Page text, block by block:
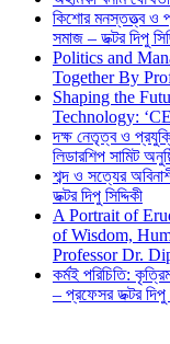
কিশোর মনস্তত্ত্ব ও
সমাজ – ডক্টর দিপু
Politics and
Together By
Shaping the
Technology:
দক্ষ নেতৃত্ব ও
লিডারশিপ সামিট
শব্দ ও সত্যের
ডক্টর দিপু সিদ্দিকী
A Portrait of
of Wisdom,
Professor Dr.
কর্মই পরিচিতি:
– প্রফেসর ডক্টর দিপু